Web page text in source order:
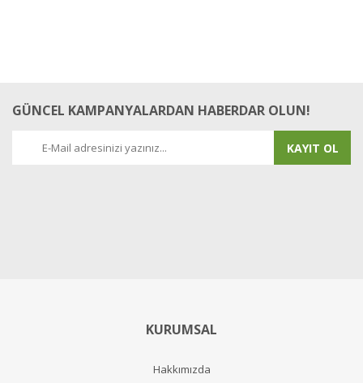
GÜNCEL KAMPANYALARDAN HABERDAR OLUN!
KAYIT OL
KURUMSAL
Hakkımızda